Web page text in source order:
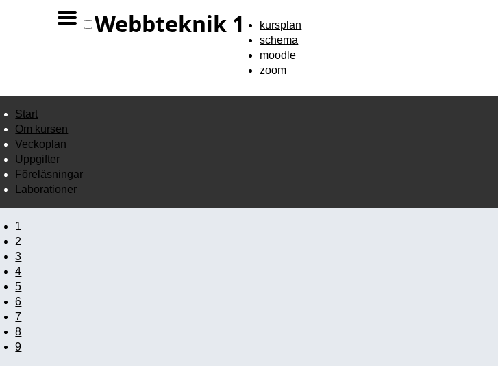
Webbteknik 1
kursplan
schema
moodle
zoom
Start
Om kursen
Veckoplan
Uppgifter
Föreläsningar
Laborationer
1
2
3
4
5
6
7
8
9